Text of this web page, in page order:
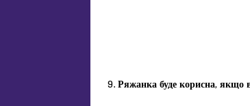
9. Ряжанка буде корисна, якщо